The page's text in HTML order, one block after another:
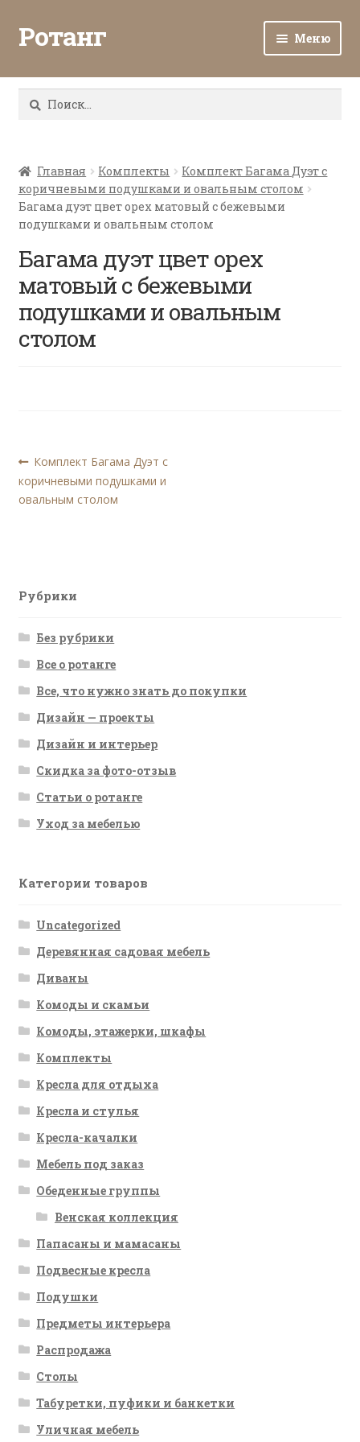
Ротанг Меню
Каталог
Все о ротанге
Контакты
Найти:
Главная Комплекты
Комплект Багама Дуэт с
коричневыми подушками и овальным столом
Багама дуэт цвет орех матовый с бежевыми
подушками и овальным столом
Багама дуэт цвет орех
матовый с бежевыми
подушками и овальным
столом
Навигация
по
Предыдущая
запись:
Комплект Багама Дуэт с
коричневыми подушками и
овальным столом
Рубрики
Без рубрики
Все о ротанге
Все, что нужно знать до покупки
Дизайн — проекты
Дизайн и интерьер
Скидка за фото-отзыв
Статьи о ротанге
Уход за мебелью
Категории товаров
Uncategorized
Деревянная садовая мебель
Диваны
Комоды и скамьи
Комоды, этажерки, шкафы
Комплекты
Кресла для отдыха
Кресла и стулья
Кресла-качалки
Мебель под заказ
Обеденные группы
Венская коллекция
Папасаны и мамасаны
Подвесные кресла
Подушки
Предметы интерьера
Распродажа
Столы
Табуретки, пуфики и банкетки
Уличная мебель